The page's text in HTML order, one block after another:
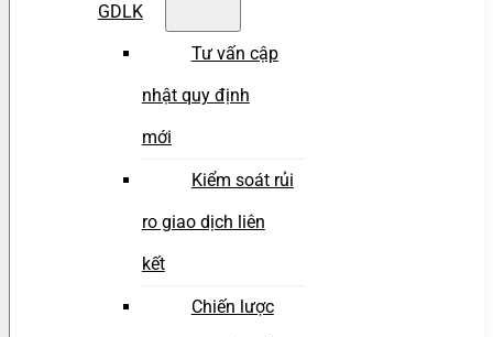
GDLK
Tư vấn cập
nhật quy định
mới
Kiểm soát rủi
ro giao dịch liên
kết
Chiến lược